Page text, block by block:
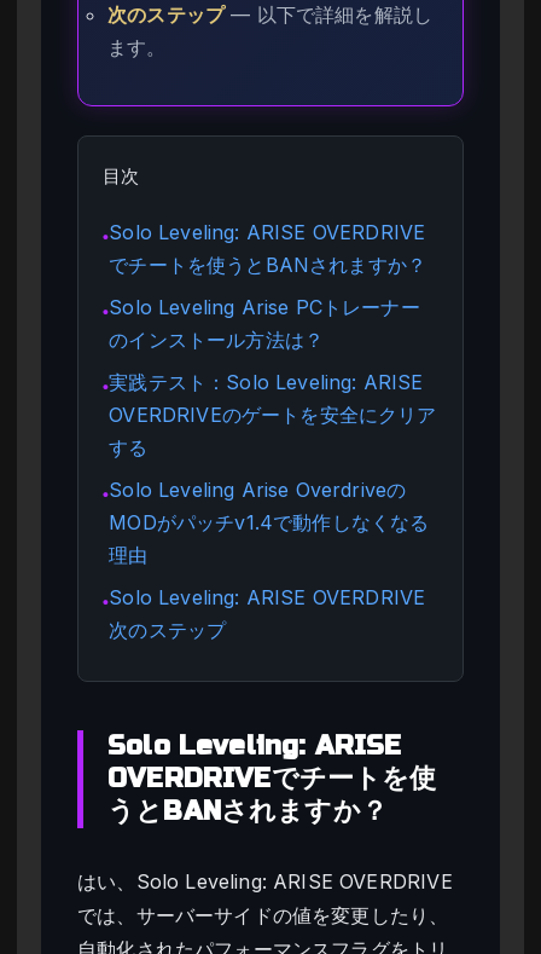
次のステップ— 以下で詳細を解説し
ます。
目次
●Solo Leveling: ARISE OVERDRIVE
でチートを使うとBANされますか？
●Solo Leveling Arise PCトレーナー
のインストール方法は？
●実践テスト：Solo Leveling: ARISE
OVERDRIVEのゲートを安全にクリア
する
●Solo Leveling Arise Overdriveの
MODがパッチv1.4で動作しなくなる
理由
●Solo Leveling: ARISE OVERDRIVE
次のステップ
Solo Leveling: ARISE
OVERDRIVEでチートを使
うとBANされますか？
はい、Solo Leveling: ARISE OVERDRIVE
では、サーバーサイドの値を変更したり、
自動化されたパフォーマンスフラグをトリ